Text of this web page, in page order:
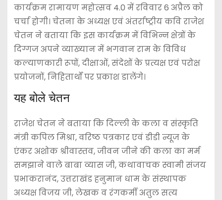
कार्यक्रम रामायण महोत्सव 4.0 में रविवार 6 अप्रैल को
चर्चा होगी। चेतना के अध्यक्ष एवं अंतर्राष्ट्रीय कवि राजेश
चेतन ने बताया कि इस कार्यक्रम में विभिन्न क्षेत्रों के
दिग्गज अपने व्याख्यान में भगवान राम के विविध
कल्याणकारी रूपों, दीक्षाओं, संदेशों के प्रत्यक्ष एवं परोक्ष
प्रयोजनों, निहितार्थों पर प्रकाश डालेंगे।
यह बोले चेतन
राजेश चेतन ने बताया कि दिल्ली के कला व संस्कृति
मंत्री कपिल मिश्रा, वरिष्ठ पत्रकार एवं डीडी न्यूज के
एंकर अशोक श्रीवास्तव, जीवन जीने की कला का मर्म
समझाने वाले बाबा व्यास जी, कथावाचक स्वामी संजय
प्रभाकरानंद, उत्तराखंड हनुमान धाम के संस्थापक
अध्यक्ष विजय जी, लेखक व रंगकर्मी अतुल सत्य